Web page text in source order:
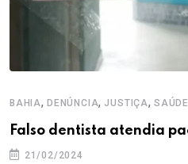
BAHIA, DENÚNCIA, JUSTIÇA,SAÚDE
Falso dentista atendia
21/02/2024